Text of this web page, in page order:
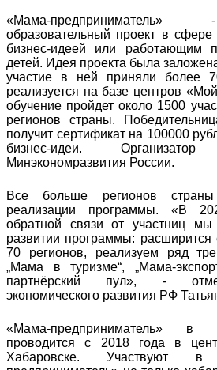
«Мама-
образовательный проект в
бизнес-идеей или работающим
детей. Идея проекта была
участие в ней приняли более
реализуется на базе центров
обучение пройдет около 1500
регионов страны.
получит сертификат на 100000
бизнес-идеи.
Минэкономразвития России.
Все больше регионов
реализации программы. «В
обратной связи от участниц
развитии программы:
70 регионов, реализуем ряд
„Мама в туризме“, „Мама-
партнёрский пул», -
экономического развития РФ
«Мама-предприниматель» в
проводится с 2018 года в
Хабаровске. Участвуют